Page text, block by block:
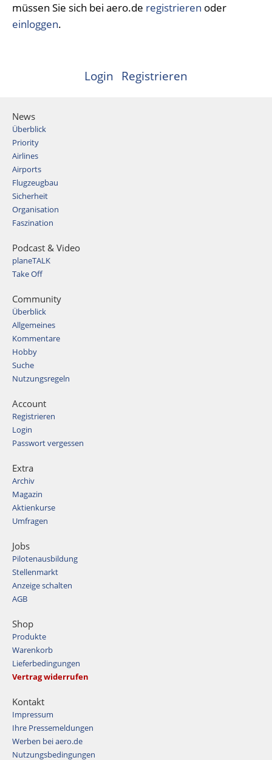
müssen Sie sich bei aero.de registrieren oder
einloggen.
Login Registrieren
News
Überblick
Priority
Airlines
Airports
Flugzeugbau
Sicherheit
Organisation
Faszination
Podcast & Video
planeTALK
Take Off
Community
Überblick
Allgemeines
Kommentare
Hobby
Suche
Nutzungsregeln
Account
Registrieren
Login
Passwort vergessen
Extra
Archiv
Magazin
Aktienkurse
Umfragen
Jobs
Pilotenausbildung
Stellenmarkt
Anzeige schalten
AGB
Shop
Produkte
Warenkorb
Lieferbedingungen
Vertrag widerrufen
Kontakt
Impressum
Ihre Pressemeldungen
Werben bei aero.de
Nutzungsbedingungen